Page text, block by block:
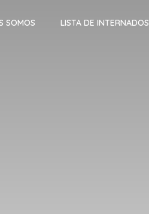
SOMOS LISTA DE INTERNADOS